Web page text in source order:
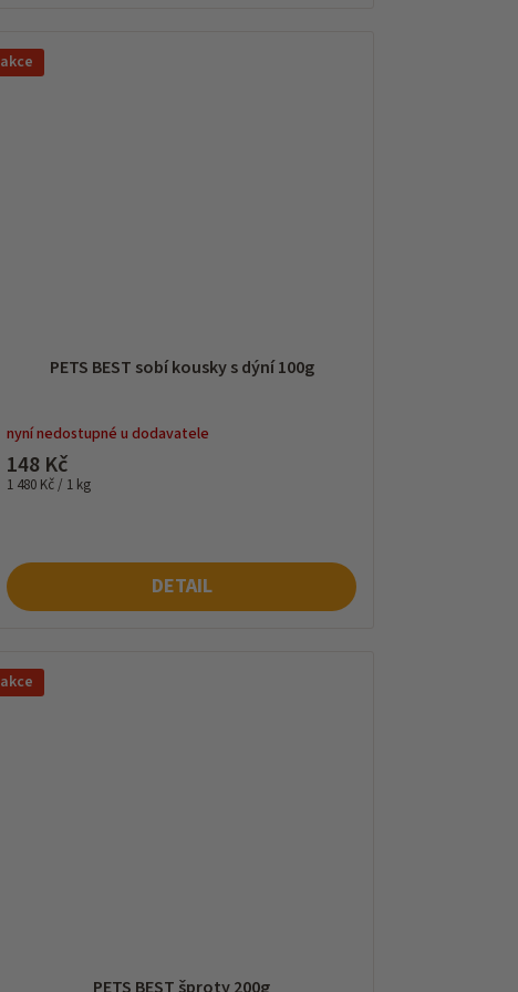
akce
PETS BEST sobí kousky s dýní 100g
nyní nedostupné u dodavatele
148 Kč
Měrná
1 480 Kč / 1 kg
DETAIL
akce